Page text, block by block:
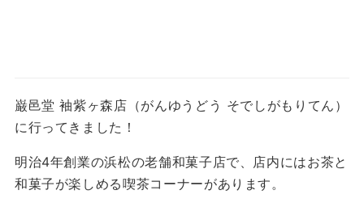
巌邑堂 袖紫ヶ森店（がんゆうどう そでしがもりてん）
に行ってきました！
明治4年創業の浜松の老舗和菓子店で、店内にはお茶と
和菓子が楽しめる喫茶コーナーがあります。